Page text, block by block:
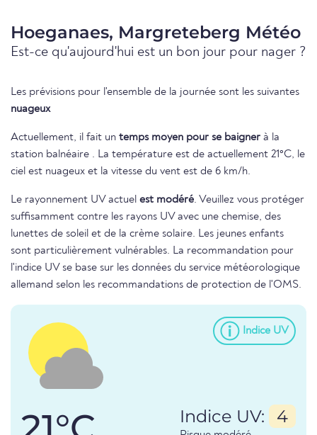
Hoeganaes, Margreteberg Météo
Est-ce qu'aujourd'hui est un bon jour pour nager ?
Les prévisions pour l'ensemble de la journée sont les suivantes
nuageux
Actuellement, il fait un temps moyen pour se baigner à la
station balnéaire . La température est de actuellement 21°C, le
ciel est nuageux et la vitesse du vent est de 6 km/h.
Le rayonnement UV actuel est modéré. Veuillez vous protéger
suffisamment contre les rayons UV avec une chemise, des
lunettes de soleil et de la crème solaire. Les jeunes enfants
sont particulièrement vulnérables. La recommandation pour
l'indice UV se base sur les données du service météorologique
allemand selon les recommandations de protection de l'OMS.
Indice UV
Indice UV: 4